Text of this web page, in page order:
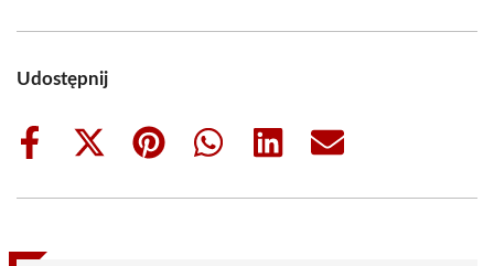
Udostępnij
Share
Share
(Twitter)
Share
Share
Share
Share